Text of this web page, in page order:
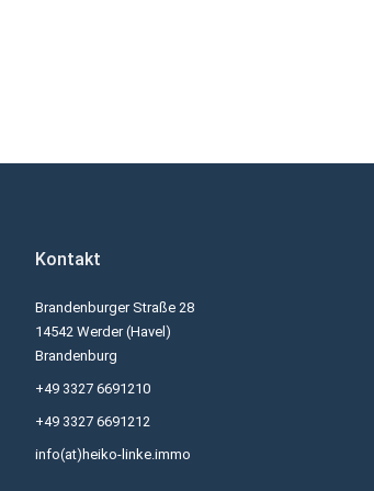
Kontakt
Brandenburger Straße 28
14542 Werder (Havel)
Brandenburg
+49 3327 6691210
+49 3327 6691212
info(at)heiko-linke.immo